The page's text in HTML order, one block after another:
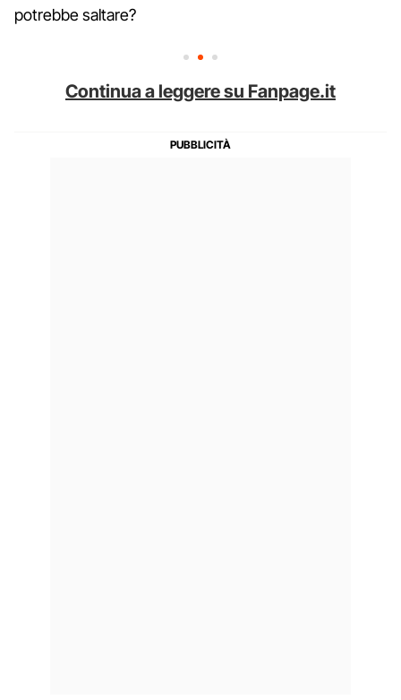
potrebbe saltare?
Continua a leggere su Fanpage.it